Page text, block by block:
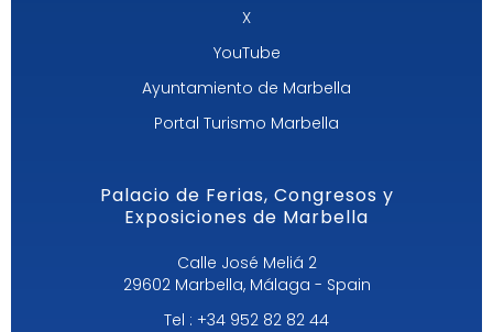
X
YouTube
Ayuntamiento de Marbella
Portal Turismo Marbella
Palacio de Ferias, Congresos y
Exposiciones de Marbella
Calle José Meliá 2
29602 Marbella, Málaga - Spain
Tel : +34 952 82 82 44